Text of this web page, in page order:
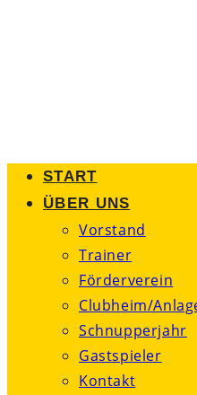
START
ÜBER UNS
Vorstand
Trainer
Förderverein
Clubheim/
Schnupperjahr
Gastspieler
Kontakt